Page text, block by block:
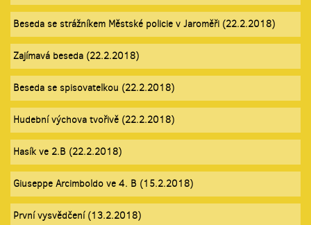
Beseda se strážníkem Městské policie v Jaroměři (22.2.2018)
Zajímavá beseda (22.2.2018)
Beseda se spisovatelkou (22.2.2018)
Hudební výchova tvořivě (22.2.2018)
Hasík ve 2.B (22.2.2018)
Giuseppe Arcimboldo ve 4. B (15.2.2018)
První vysvědčení (13.2.2018)